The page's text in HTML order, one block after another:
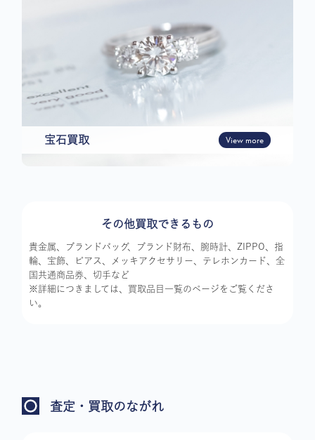
宝石買取 View more
その他買取できるもの
貴金属、ブランドバッグ、ブランド財布、腕時計、ZIPPO、指
輪、宝飾、ピアス、メッキアクセサリー、テレホンカード、全
国共通商品券、切手など
※詳細につきましては、買取品目一覧のページをご覧くださ
い。
査定・買取のながれ